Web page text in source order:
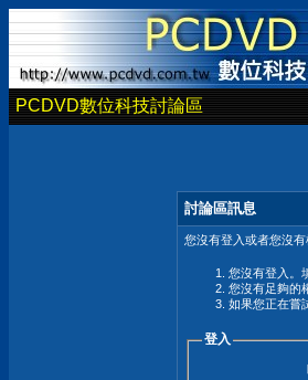
PCDVD數位科技討論區
討論區訊息
您沒有登入或者您沒
您沒有登入。
您沒有足夠的
如果您正在嘗
登入